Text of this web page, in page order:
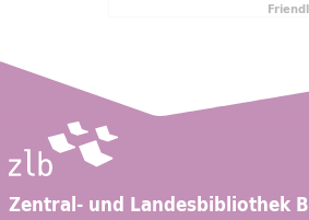
Zentral- und Landesbibliothek